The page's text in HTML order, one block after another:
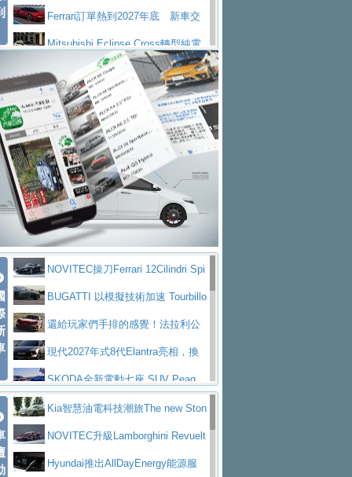
技的座駕! Ford Territory中型油電休旅
SO Super Great今日在台登場，結合先進安
ntis四品牌經銷權，全新多品牌旗艦展示中
心開幕啟用
屏東特搜大隊再添新利器 SITRAK
救助器材車買氣不衰、SUZUKI經銷商勇於開啟
全新大店，新北都鈴木占地500坪土城旗艦
展示中心開幕
2025第七屆ISUZU運轉職人挑戰賽
熱血登場 展現極致車技與專業職人精神
H2GP世界總決賽圓滿落幕 台灣團
隊表現精彩淨零減碳指標性應用 純電動水泥預
拌車 消防車除了滅火裝備還需要什麼？
一探SITRAK “準” 消防車的究竟
大益金龍初試啼聲，汽柴油5噸貨車
不是對手正宗年鑑2025年全球自動車年鑑1月
下旬問世！2024第六屆ISUZU運轉職人挑戰賽
首度前進南台灣熱烈開戰
豪華電能休旅新星 Audi Q4 Sportba
ck 55 e-tron S lineScania Taiwan 逆風而行，加深力
道投資布局
DEFENDER OCTA BLACK 限量登台
Ferrari訂單熱到2027年底 新車交
付至少得等一年以上
Mitsubishi Eclipse Cross轉型純電
休旅 87kWh電池續航超過600公里
全新BMW 318i Touring豪華旅行車
全台限量200台 進化現型
不等零關稅的紅利，Jeep品牌今日
起展開首批車交車
Volvo EX60 即將叩關，靜肅性、底
盤與數位介面搶先揭露
Audi Q9 將於 2026 年底上市 旗艦
大型 SUV 鎖定七人座豪華市場
BMW攜手漫威電影【蜘蛛人：重生
日】 Skoda 發表全新 Peaq 內裝：七人
座純電旗艦 SUV，行李廂最大可達 935 公
升
全新純電 Mercedes-Benz C 400 4
MATIC Electric 登場
奢華與科技大躍進，MAZDA全新3
代CX-5全方位進化提前亮相並展開預售94.9
萬起
馬自達公布 2027 年式 MX-5 更
新，新增 Yakudo 特別版
Skoda Peaq 發表全新電動動力系
統 最長續航逾 640 公里、支援雙向供電
BMW M2 首度導入 xDrive 四驅，
美國與瑞士需求成關鍵推手
The all-new T-Roc 魅力 自成焦點
Maserati GT2 Stradale「Tribute to
MC12」全球首度亮相
迎接 RANGE ROVER 品牌家族第
五位成員 全新 RANGE ROVER GT 預告登
造型華麗時尚、科技座艙再進化，P
NOVITEC操刀Ferrari 12Cilindri Spi
der 碳纖維空力、鍛造輪圈與Inconel排氣
上身
BUGATTI 以模擬技術加速 Tourbillo
n 動態開發還給玩家們手排的感覺！法拉利公
布12Cilidri Manaule手排超跑產品細節
現代2027年式8代Elantra亮相，換
裝更銳利的造型、更先進的資訊娛樂系統及
更高效的動力
SKODA全新電動七座 SUV Peaq
問世，擁有品牌史上最寬敞且豪華的座艙
AUDI推出首款高性能油電超跑Nuvo
lari，0到100公里加速2.6秒、極速350公里
／小時
百年三叉戟傳奇再啟程 Maserati 重
返 1000 Miglia 傳承競速榮耀
法拉利首款純電跑車Luce亮相，最
Kia智慧油電科技潮旅The new Ston
ic 1-7月累計銷量創歷史新高
NOVITEC升級Lamborghini Revuelt
o 綜效輸出增至1,048匹
Hyundai推出AllDayEnergy能源服